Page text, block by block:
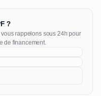
?
rappelons sous 24h pour
de financement.